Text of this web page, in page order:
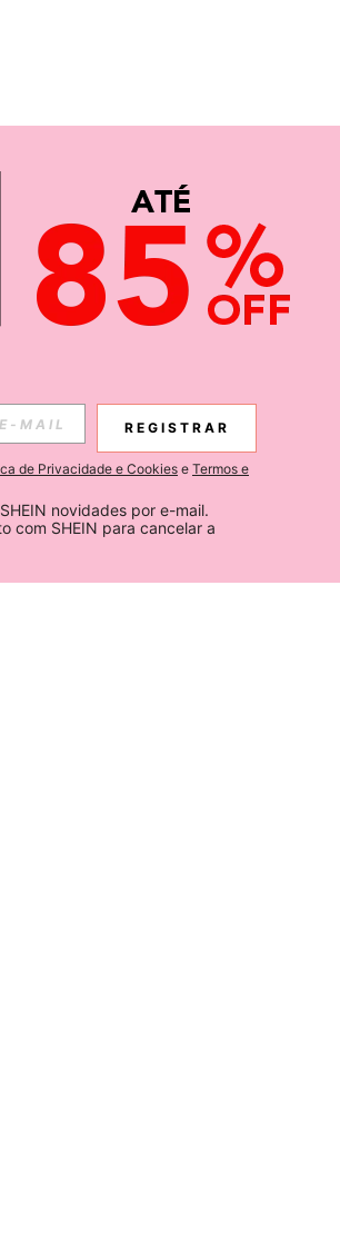
REGISTRAR
de Privacidade e Cookiese Termos e
novidades por e-mail.
com SHEIN para cancelar a